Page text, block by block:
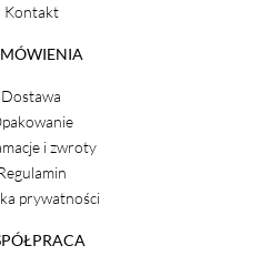
Kontakt
Dostawa
i zwroty
prywatności